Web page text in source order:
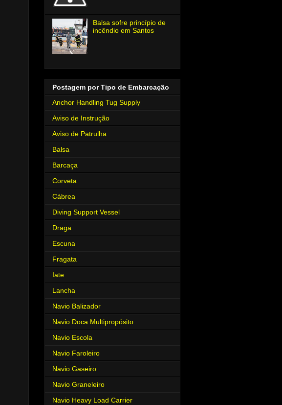
Balsa sofre princípio de
incêndio em Santos
Postagem por Tipo de Embarcação
Anchor Handling Tug Supply
Aviso de Instrução
Aviso de Patrulha
Balsa
Barcaça
Corveta
Cábrea
Diving Support Vessel
Draga
Escuna
Fragata
Iate
Lancha
Navio Balizador
Navio Doca Multipropósito
Navio Escola
Navio Faroleiro
Navio Gaseiro
Navio Graneleiro
Navio Heavy Load Carrier